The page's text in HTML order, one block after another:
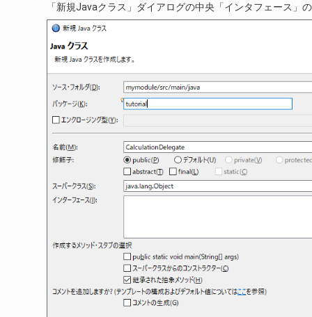
「新規Javaクラス」ダイアログの中央「インタフェース」